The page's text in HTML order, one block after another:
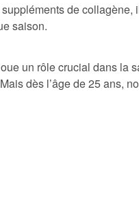
de collagène,
saison.
un rôle crucial dans la
dès l’âge de 25 ans,